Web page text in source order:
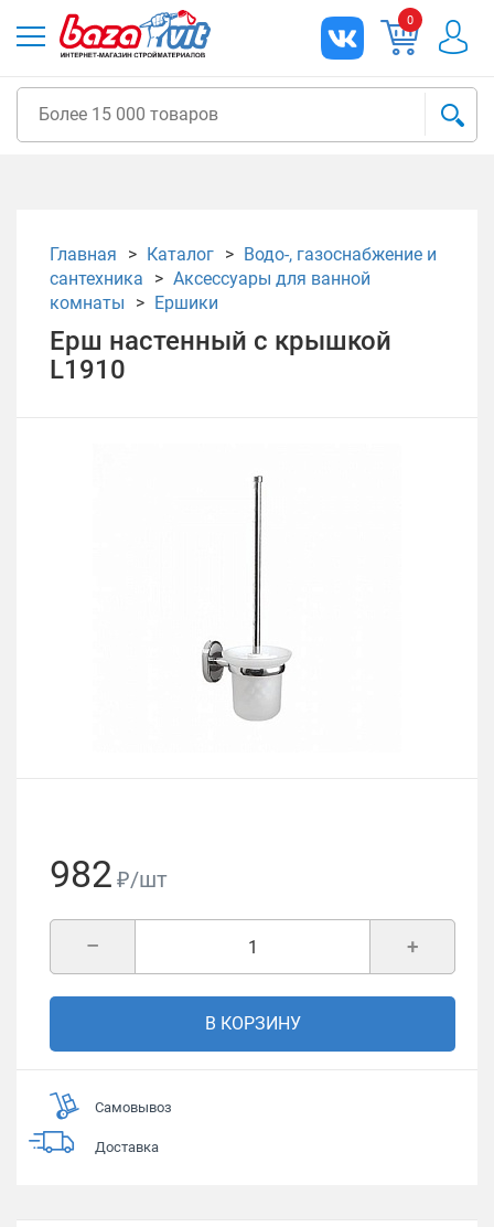
0
Главная Каталог
Водо-, газоснабжение и
сантехника
Аксессуары для ванной
комнаты
Ершики
Ерш настенный с крышкой
L1910
982 ₽/шт
+
–
В КОРЗИНУ
Самовывоз
Доставка